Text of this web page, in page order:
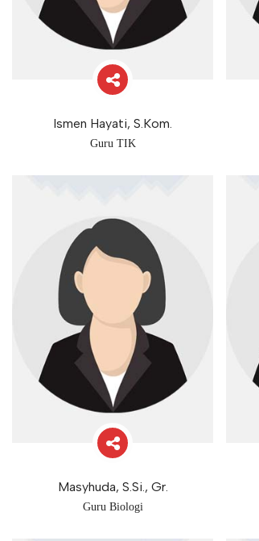
Ismen Hayati, S.Kom.
Guru TIK
Masyhuda, S.Si., Gr.
Guru Biologi